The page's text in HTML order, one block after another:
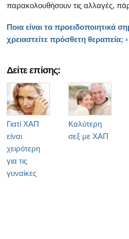
παρακολουθήσουν τις αλλαγές,
Ποια είναι τα προειδοποιητικά
χρειαστείτε πρόσθετη θεραπεία; ›
Δείτε επίσης:
Γιατί ΧΑΠ
είναι
χειρότερη
για τις
γυναίκες
Καλύτερη
σεξ με ΧΑΠ